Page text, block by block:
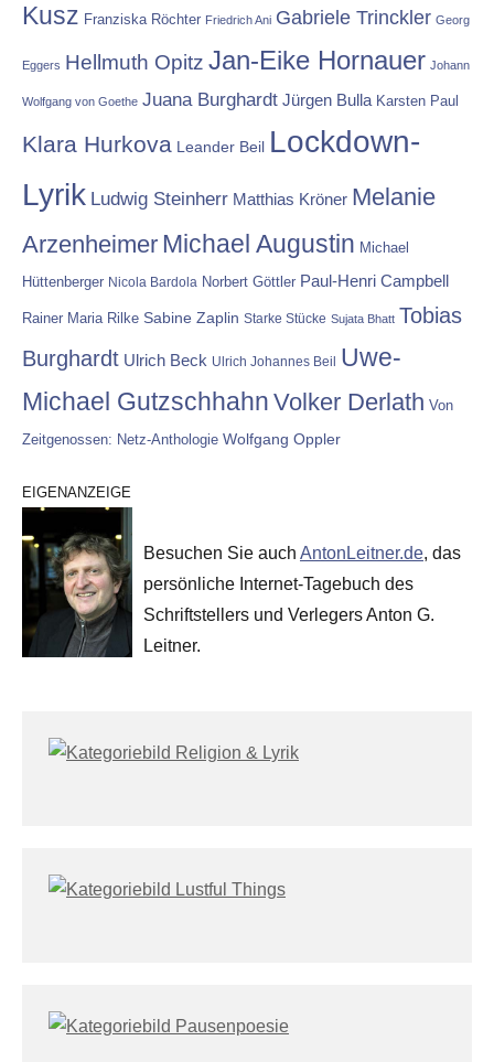
Kusz Franziska Röchter Friedrich Ani Gabriele Trinckler Georg
Eggers Hellmuth Opitz Jan-Eike Hornauer Johann
Wolfgang von Goethe Juana Burghardt Jürgen Bulla Karsten Paul
Klara Hurkova Leander Beil Lockdown-
Lyrik Ludwig Steinherr Matthias Kröner Melanie
Arzenheimer Michael Augustin Michael
Hüttenberger Nicola Bardola Norbert Göttler Paul-Henri Campbell
Rainer Maria Rilke Sabine Zaplin Starke Stücke Sujata Bhatt Tobias
Burghardt Ulrich Beck Ulrich Johannes Beil Uwe-
Michael Gutzschhahn Volker Derlath Von
Zeitgenossen: Netz-Anthologie Wolfgang Oppler
EIGENANZEIGE
Besuchen Sie auch AntonLeitner.de, das
persönliche Internet-Tagebuch des
Schriftstellers und Verlegers Anton G.
Leitner.